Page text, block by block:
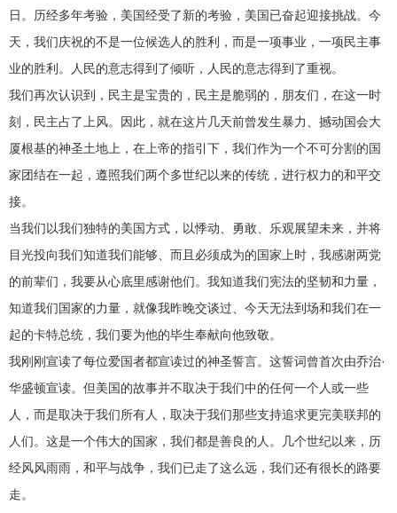
日。历经多年考验，美国经受了新的考验，美国已奋起迎接挑战。今
天，我们庆祝的不是一位候选人的胜利，而是一项事业，一项民主事
业的胜利。人民的意志得到了倾听，人民的意志得到了重视。
我们再次认识到，民主是宝贵的，民主是脆弱的，朋友们，在这一时
刻，民主占了上风。因此，就在这片几天前曾发生暴力、撼动国会大
厦根基的神圣土地上，在上帝的指引下，我们作为一个不可分割的国
家团结在一起，遵照我们两个多世纪以来的传统，进行权力的和平交
接。
当我们以我们独特的美国方式，以悸动、勇敢、乐观展望未来，并将
目光投向我们知道我们能够、而且必须成为的国家上时，我感谢两党
的前辈们，我要从心底里感谢他们。我知道我们宪法的坚韧和力量，
知道我们国家的力量，就像我昨晚交谈过、今天无法到场和我们在一
起的卡特总统，我们要为他的毕生奉献向他致敬。
我刚刚宣读了每位爱国者都宣读过的神圣誓言。这誓词曾首次由乔治·
华盛顿宣读。但美国的故事并不取决于我们中的任何一个人或一些
人，而是取决于我们所有人，取决于我们那些支持追求更完美联邦的
人们。这是一个伟大的国家，我们都是善良的人。几个世纪以来，历
经风风雨雨，和平与战争，我们已走了这么远，我们还有很长的路要
走。